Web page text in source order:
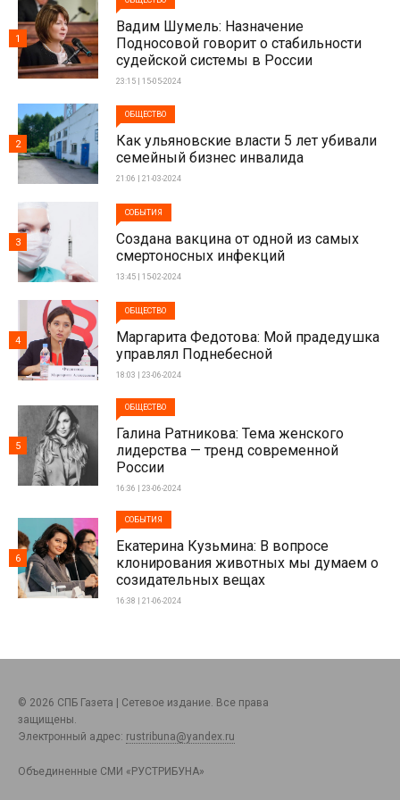
Вадим Шумель: Назначение
Подносовой говорит о стабильности
судейской системы в России
23:15 | 15-05-2024
1
ОБЩЕСТВО
Как ульяновские власти 5 лет убивали
семейный бизнес инвалида
21:06 | 21-03-2024
2
СОБЫТИЯ
Создана вакцина от одной из самых
смертоносных инфекций
13:45 | 15-02-2024
3
ОБЩЕСТВО
Маргарита Федотова: Мой прадедушка
управлял Поднебесной
18:03 | 23-06-2024
4
ОБЩЕСТВО
Галина Ратникова: Тема женского
лидерства — тренд современной
России
16:36 | 23-06-2024
5
СОБЫТИЯ
Екатерина Кузьмина: В вопросе
клонирования животных мы думаем о
созидательных вещах
16:38 | 21-06-2024
6
© 2026 СПБ Газета | Сетевое издание. Все права
защищены.
Электронный адрес: rustribuna@yandex.ru
Объединенные СМИ «РУСТРИБУНА»